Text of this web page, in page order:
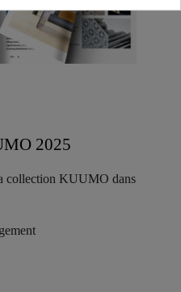
2025
collection KUUMO dans